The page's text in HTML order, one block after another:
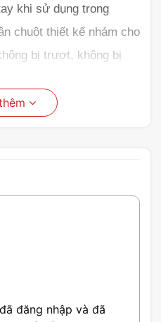
khi sử dụng trong
chuột thiết kế nhám cho
bị trượt, không bị
người dùng, dễ dàng
đăng nhập và đã